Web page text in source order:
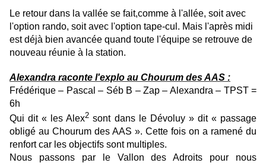
Le retour dans la vallée se fait,comme à l'allée, soit avec
l'option rando, soit avec l'option tape-cul. Mais l'après midi
est déjà bien avancée quand toute l'équipe se retrouve de
nouveau réunie à la station.
Alexandra raconte l'explo au Chourum des AAS :
Frédérique – Pascal – Séb B – Zap – Alexandra – TPST =
6h
Qui dit « les Alex2 sont dans le Dévoluy » dit « passage
obligé au Chourum des AAS ». Cette fois on a ramené du
renfort car les objectifs sont multiples.
Nous passons par le Vallon des Adroits pour nous